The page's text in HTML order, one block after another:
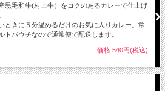
黒毛和牛(村上牛）をコクのあるカレーで仕上げ
ときに５分温めるだけのお気に入りカレー。常
トパウチなので通常便で配送します。
価格:540円(税込)